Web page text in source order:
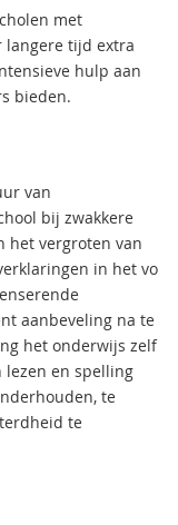
met
langere tijd extra
hulp aan
bieden.
van
bij zwakkere
het vergroten van
in het vo
aanbeveling na te
het onderwijs zelf
lezen en spelling
te
te